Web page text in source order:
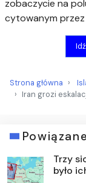
zobaczycie na
cytowanym
Strona główna
Iran grozi
Powiązane
Trzy
było